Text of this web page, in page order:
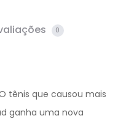
0
tênis que causou mais
ganha uma nova